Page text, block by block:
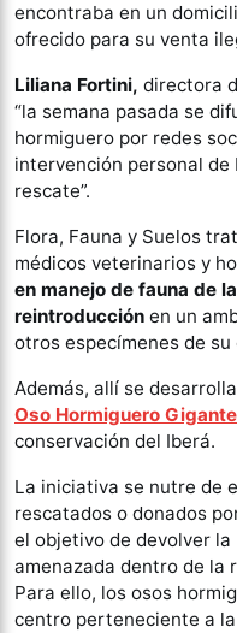
encontraba en un
ofrecido para su venta
Liliana Fortini, directora
“la semana pasada se
hormiguero por redes
intervención personal de
rescate”.
Flora, Fauna y Suelos
médicos veterinarios y
en manejo de fauna de
reintroducción en un
otros especímenes de su
Además, allí se
Oso Hormiguero Gigante
conservación del Iberá.
La iniciativa se nutre de
rescatados o donados
el objetivo de devolver
amenazada dentro de la
Para ello, los osos
centro perteneciente a